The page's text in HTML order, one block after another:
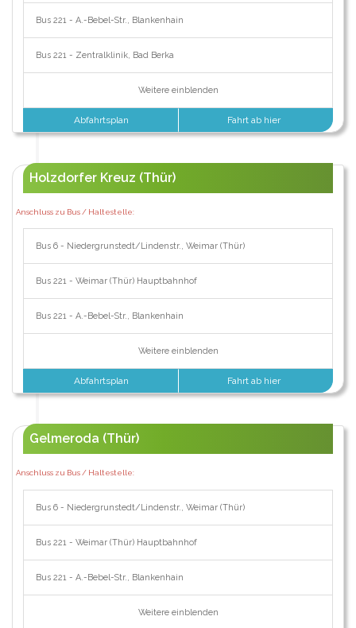
Bus 221 - A.-Bebel-Str., Blankenhain
Bus 221 - Zentralklinik, Bad Berka
Weitere einblenden
Abfahrtsplan Fahrt ab hier
Holzdorfer Kreuz (Thür)
Anschluss zu Bus / Haltestelle:
Bus 6 - Niedergrunstedt/Lindenstr., Weimar (Thür)
Bus 221 - Weimar (Thür) Hauptbahnhof
Bus 221 - A.-Bebel-Str., Blankenhain
Weitere einblenden
Abfahrtsplan Fahrt ab hier
Gelmeroda (Thür)
Anschluss zu Bus / Haltestelle:
Bus 6 - Niedergrunstedt/Lindenstr., Weimar (Thür)
Bus 221 - Weimar (Thür) Hauptbahnhof
Bus 221 - A.-Bebel-Str., Blankenhain
Weitere einblenden